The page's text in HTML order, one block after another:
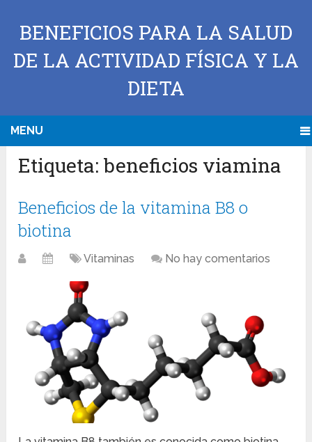
BENEFICIOS PARA LA SALUD
DE LA ACTIVIDAD FÍSICA Y LA
DIETA
MENU
Etiqueta:beneficios viamina
Beneficios de la vitamina B8 o
biotina
Vitaminas No hay comentarios